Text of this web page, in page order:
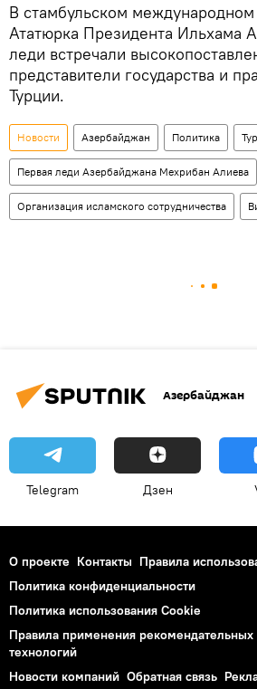
В стамбульском
Ататюрка Президента Ильхама
леди встречали
представители государства и
Турции.
Новости Азербайджан Политика
Первая леди Азербайджана Мехрибан Алиева
Организация исламского сотрудничества
Азербайджан
Telegram Дзен
О проекте Контакты Правила
Политика конфиденциальности
Политика использования Cookie
Правила применения рекомендательных
технологий
Новости компаний Обратная связь